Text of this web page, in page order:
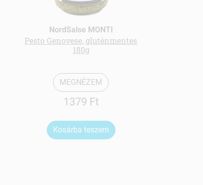
NordSalse MONTI
Pesto Genovese, gluténmentes
180g
MEGNÉZEM
1379 Ft
Kosárba teszem